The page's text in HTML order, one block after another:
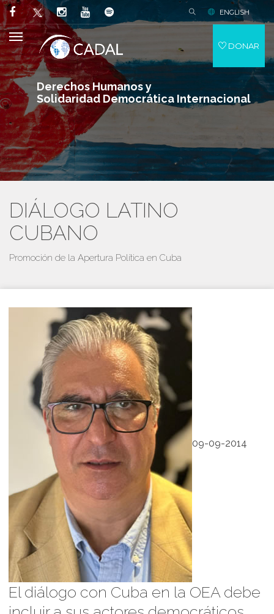
Derechos Humanos y
Solidaridad Democrática Internacional
ENGLISH
DONAR
DIÁLOGO LATINO
CUBANO
Promoción de la Apertura Política en Cuba
09-09-2014
El diálogo con Cuba en la OEA debe